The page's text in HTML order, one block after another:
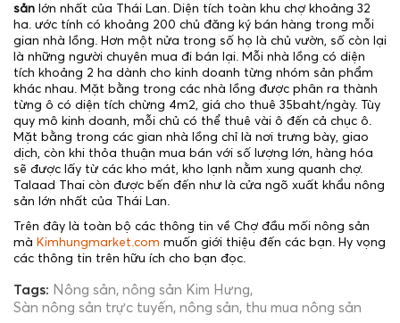
sản lớn nhất của Thái Lan. Diện tích toàn khu chợ khoảng 32
ha. ước tính có khoảng 200 chủ đăng ký bán hàng trong mỗi
gian nhà lồng. Hơn một nửa trong số họ là chủ vườn, số còn lại
là những người chuyên mua đi bán lại. Mỗi nhà lồng có diện
tích khoảng 2 ha dành cho kinh doanh từng nhóm sản phẩm
khác nhau. Mặt bằng trong các nhà lồng được phân ra thành
từng ô có diện tích chừng 4m2, giá cho thuê 35baht/ngày. Tùy
quy mô kinh doanh, mỗi chủ có thể thuê vài ô đến cả chục ô.
Mặt bằng trong các gian nhà lồng chỉ là nơi trưng bày, giao
dịch, còn khi thỏa thuận mua bán với số lượng lớn, hàng hóa
sẽ được lấy từ các kho mát, kho lạnh nằm xung quanh chợ.
Talaad Thai còn được bến đến như là cửa ngõ xuất khẩu nông
sản lớn nhất của Thái Lan.
Trên đây là toàn bộ các thông tin về Chợ đầu mối nông sản
mà Kimhungmarket.com muốn giới thiệu đến các bạn. Hy vọng
các thông tin trên hữu ích cho bạn đọc.
Tags: Nông sản nông sản Kim Hưng
Sàn nông sản trực tuyến nông sản thu mua nông sản